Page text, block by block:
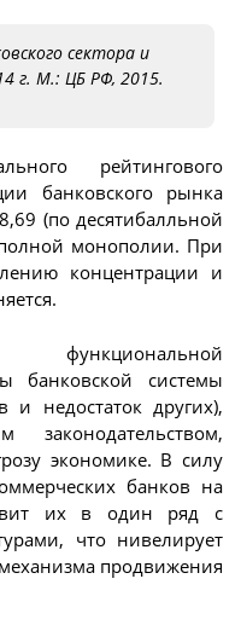
сектора и
г. М.: ЦБ РФ, 2015.
рейтингового
банковского рынка
(по десятибалльной
монополии. При
концентрации и
банковской системы
недостаток других),
законодательством,
экономике. В силу
банков на
их в один ряд с
что нивелирует
продвижения